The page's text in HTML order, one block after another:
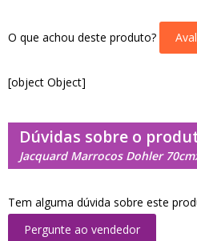
O que achou deste produto?
[object Object]
Dúvidas sobre o
Jacquard Marrocos Dohler
Tem alguma dúvida sobre este
Pergunte ao vendedor